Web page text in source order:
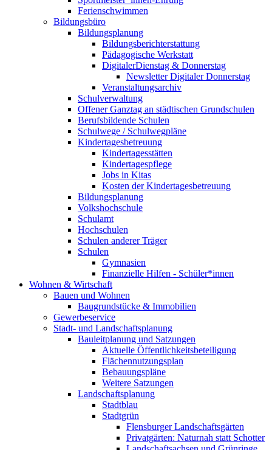
Ferienschwimmen
Bildungsbüro
Bildungsplanung
Bildungsberichterstattung
Pädagogische Werkstatt
DigitalerDienstag & Donnerstag
Newsletter Digitaler Donnerstag
Veranstaltungsarchiv
Schulverwaltung
Offener Ganztag an städtischen Grundschulen
Berufsbildende Schulen
Schulwege / Schulwegpläne
Kindertagesbetreuung
Kindertagesstätten
Kindertagespflege
Jobs in Kitas
Kosten der Kindertagesbetreuung
Bildungsplanung
Volkshochschule
Schulamt
Hochschulen
Schulen anderer Träger
Schulen
Gymnasien
Finanzielle Hilfen - Schüler*innen
Wohnen & Wirtschaft
Bauen und Wohnen
Baugrundstücke & Immobilien
Gewerbeservice
Stadt- und Landschaftsplanung
Bauleitplanung und Satzungen
Aktuelle Öffentlichkeitsbeteiligung
Flächennutzungsplan
Bebauungspläne
Weitere Satzungen
Landschaftsplanung
Stadtblau
Stadtgrün
Flensburger Landschaftsgärten
Privatgärten: Naturnah statt Schotter